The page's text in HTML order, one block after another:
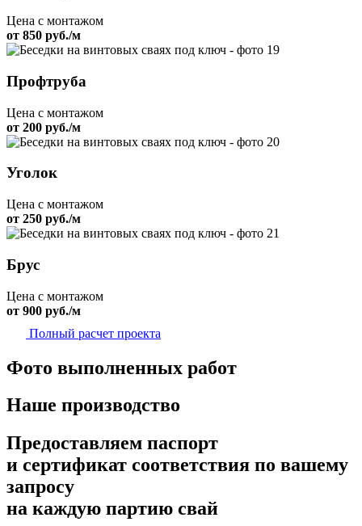
Цена с монтажом
от 850 руб./м
Профтруба
Цена с монтажом
от 200 руб./м
Уголок
Цена с монтажом
от 250 руб./м
Брус
Цена с монтажом
от 900 руб./м
Полный расчет проекта
Фото выполненных работ
Наше производство
Предоставляем паспорт
и сертификат соответствия по вашему
запросу
на каждую партию свай